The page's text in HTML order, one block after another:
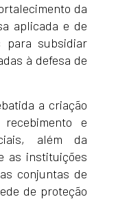
da
aplicada e de
para subsidiar
à defesa de
a criação
e
além da
as instituições
conjuntas de
de proteção